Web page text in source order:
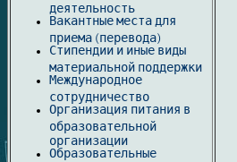
деятельность
Вакантные места для
приема (перевода)
Стипендии и иные виды
материальной поддержки
Международное
сотрудничество
Организация питания в
образовательной
организации
Образовательные